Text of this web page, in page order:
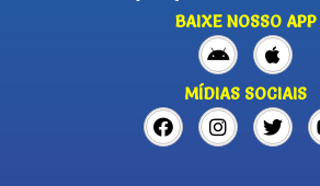
BAIXE NOSSO APP
MÍDIAS SOCIAIS